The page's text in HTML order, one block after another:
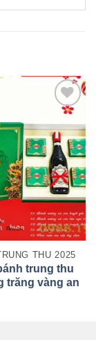
THU 2025
trung thu
trăng vàng an